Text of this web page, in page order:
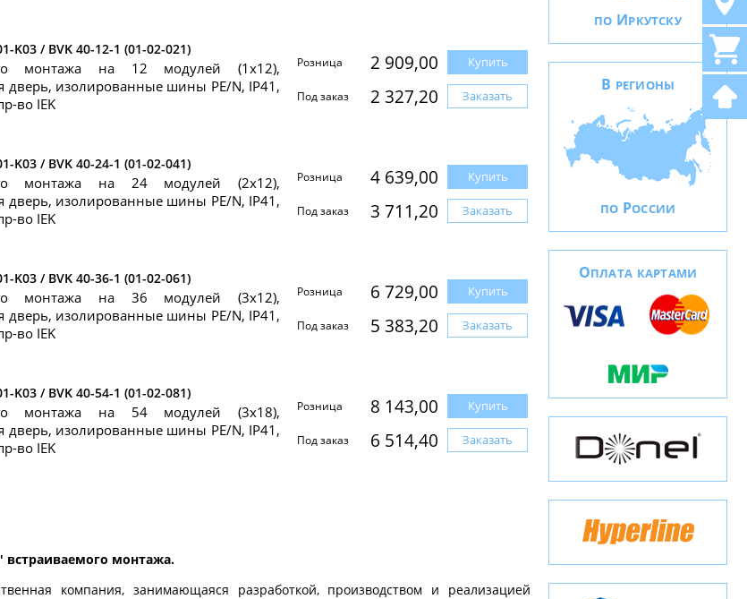
K03 / BVK 40-12-1 (01-02-021)
монтажа на 12 модулей (1х12),
дверь, изолированные шины PE/N, IP41,
во IEK
Розница 2 909,00 Купить
Под заказ 2 327,20 Заказать
K03 / BVK 40-24-1 (01-02-041)
монтажа на 24 модулей (2х12),
дверь, изолированные шины PE/N, IP41,
во IEK
Розница 4 639,00 Купить
Под заказ 3 711,20 Заказать
K03 / BVK 40-36-1 (01-02-061)
монтажа на 36 модулей (3х12),
дверь, изолированные шины PE/N, IP41,
во IEK
Розница 6 729,00 Купить
Под заказ 5 383,20 Заказать
K03 / BVK 40-54-1 (01-02-081)
монтажа на 54 модулей (3х18),
дверь, изолированные шины PE/N, IP41,
во IEK
Розница 8 143,00 Купить
Под заказ 6 514,40 Заказать
монтажа.
компания, занимающаяся разработкой, производством и реализацией
ПО ИРКУТСКУ
В РЕГИОНЫ
ПО РОССИИ
ОПЛАТА КАРТАМИ